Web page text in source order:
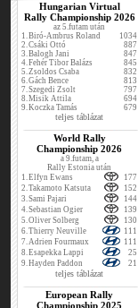
Hungarian Virtual
Rally Championship 2026
az 5.futam után
1.Biró-Ambrus Roland
1034
2.Csáki Ottó
887
3.Balogh Jani
847
4.Fehér Tibor Balázs
845
5.Zsoldos Csaba
832
6.Gách Bence
813
7.Szegedi Zsolt
797
8.Misik Attila
694
9.Koczka Tamás 679
teljes táblázat
World Rally
Championship 2026
a 9.futam, a
Rally Estonia után
1.Elfyn Ewans
177
2.Takamoto Katsuta
152
3.Sami Pajari
144
4.Sebastian Ogier
139
5.Oliver Solberg
130
6.Thierry Neuville
111
7.Adrien Fourmaux
111
8.Esapekka Lappi
25
9.Hayden Paddon 21
teljes táblázat
European Rally
Championship 2025